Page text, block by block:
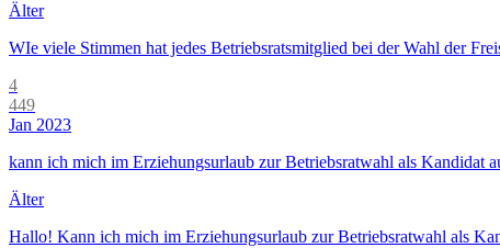
Älter
WIe viele Stimmen hat jedes Betriebsratsmitglied bei der Wahl der
4
449
Jan 2023
kann ich mich im Erziehungsurlaub zur Betriebsratwahl als Kandidat
Älter
Hallo! Kann ich mich im Erziehungsurlaub zur Betriebsratwahl als